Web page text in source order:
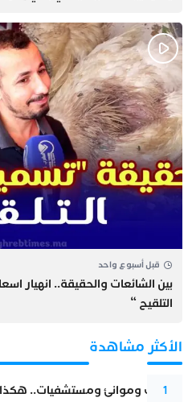
قبل أسبوع واحد
بين الشائعات والحقيقة.. انهيار
التلقيح “
الأكثر مشاهدة
1
قطارات وموانئ ومستشفيات.. هكذا يرسم قانون